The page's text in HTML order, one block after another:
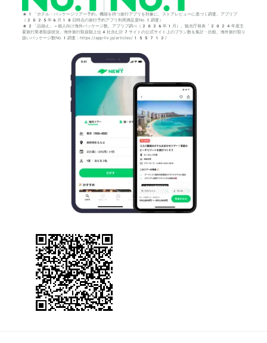
*1「ホテル・パッケージツアー予約」機能を持つ旅行アプリを対象に、ストアレビューに基づく調査。アプリブ
（2025年6月18日時点の旅行予約アプリ利用満足度No.1調査）
*2「品揃え」＝個人向け海外パッケージ数。アプリブ調べ（2026年1月）。観光庁発表「2024年度主
要旅行業者取扱状況」海外旅行取扱額上位4社含む計7サイトの公式サイト上のプラン数を集計・比較。海外旅行取り
扱いパッケージ数No.1調査：https://app-liv.jp/articles/155712/